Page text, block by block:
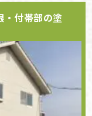
付帯部の塗